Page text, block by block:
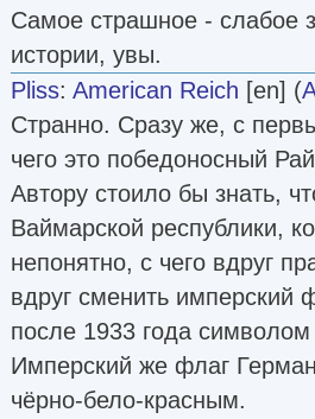
Самое страшное - слабое
истории, увы.
Pliss: American Reich [en] (
Странно. Сразу же, с
чего это победоносный
Автору стоило бы знать,
Ваймарской республики,
непонятно, с чего вдруг
вдруг сменить имперский
после 1933 года
Имперский же флаг
чёрно-бело-красным.